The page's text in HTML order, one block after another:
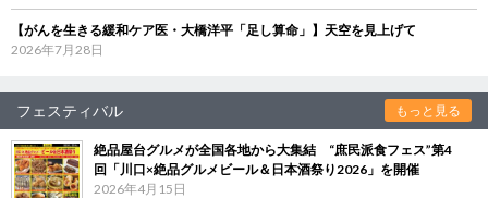
【がんを生きる緩和ケア医・大橋洋平「足し算命」】天空を見上げて
2026年7月28日
フェスティバル もっと見る
絶品屋台グルメが全国各地から大集結 “庶民派食フェス”第4
回「川口×絶品グルメビール＆日本酒祭り2026」を開催
2026年4月15日